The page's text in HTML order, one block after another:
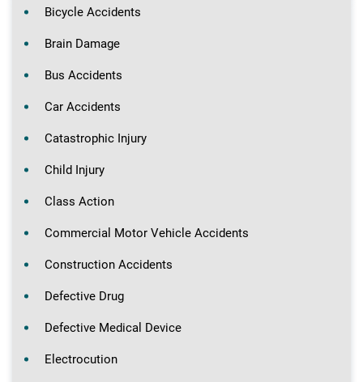
Bicycle Accidents
Brain Damage
Bus Accidents
Car Accidents
Catastrophic Injury
Child Injury
Class Action
Commercial Motor Vehicle Accidents
Construction Accidents
Defective Drug
Defective Medical Device
Electrocution